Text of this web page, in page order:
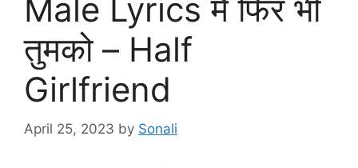
Male Lyrics मैं फिर भी
तुमको – Half
Girlfriend
April 25, 2023 by Sonali